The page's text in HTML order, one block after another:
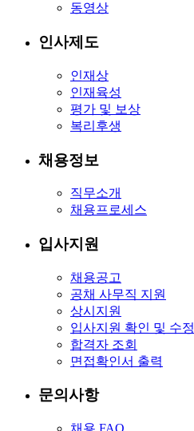
동영상
인사제도
인재상
인재육성
평가 및 보상
복리후생
채용정보
직무소개
채용프로세스
입사지원
채용공고
공채 사무직 지원
상시지원
입사지원 확인 및 수정
합격자 조회
면접확인서 출력
문의사항